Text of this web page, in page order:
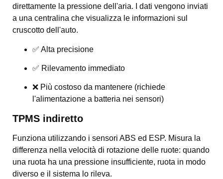
direttamente la pressione dell'aria. I dati vengono inviati
a una centralina che visualizza le informazioni sul
cruscotto dell'auto.
✅ Alta precisione
✅ Rilevamento immediato
❌ Più costoso da mantenere (richiede
l'alimentazione a batteria nei sensori)
TPMS indiretto
Funziona utilizzando i sensori ABS ed ESP. Misura la
differenza nella velocità di rotazione delle ruote: quando
una ruota ha una pressione insufficiente, ruota in modo
diverso e il sistema lo rileva.